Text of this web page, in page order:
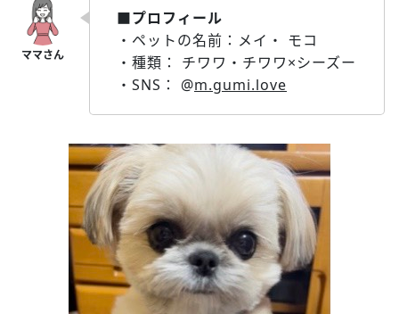
■プロフィール
・ペットの名前：メイ・ モコ
・種類： チワワ・チワワ×シーズー
・SNS： @m.gumi.love